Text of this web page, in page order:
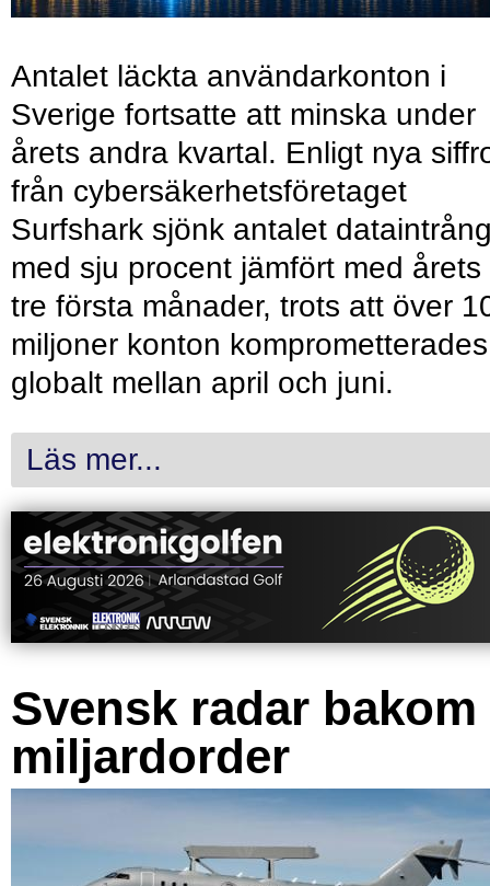
Antalet läckta användarkonton i
Sverige fortsatte att minska under
årets andra kvartal. Enligt nya
från cybersäkerhetsföretaget
Surfshark sjönk antalet
med sju procent jämfört med årets
tre första månader, trots att över
miljoner konton komprometterades
globalt mellan april och juni.
Läs mer...
Svensk radar bakom
miljardorder